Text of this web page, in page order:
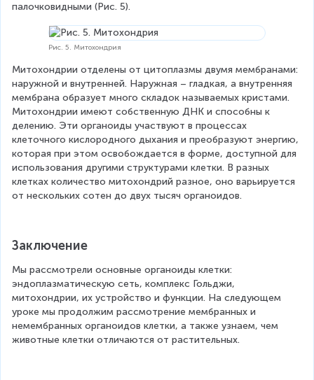
палочковидными (Рис. 5).
Рис. 5. Митохондрия
Митохондрии отделены от цитоплазмы двумя мембранами:
наружной и внутренней. Наружная – гладкая, а внутренняя
мембрана образует много складок называемых кристами.
Митохондрии имеют собственную ДНК и способны к
делению. Эти органоиды участвуют в процессах
клеточного кислородного дыхания и преобразуют энергию,
которая при этом освобождается в форме, доступной для
использования другими структурами клетки. В разных
клетках количество митохондрий разное, оно варьируется
от нескольких сотен до двух тысяч органоидов.
Заключение
Мы рассмотрели основные органоиды клетки:
эндоплазматическую сеть, комплекс Гольджи,
митохондрии, их устройство и функции. На следующем
уроке мы продолжим рассмотрение мембранных и
немембранных органоидов клетки, а также узнаем, чем
животные клетки отличаются от растительных.